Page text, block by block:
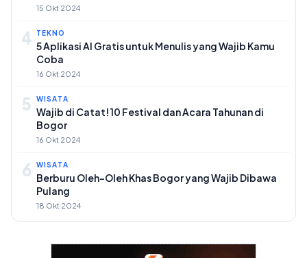
15 Okt 2024
4 TEKNO
5 Aplikasi AI Gratis untuk Menulis yang Wajib Kamu
Coba
16 Okt 2024
5 WISATA
Wajib di Catat! 10 Festival dan Acara Tahunan di
Bogor
16 Okt 2024
6 WISATA
Berburu Oleh-Oleh Khas Bogor yang Wajib Dibawa
Pulang
18 Okt 2024